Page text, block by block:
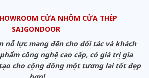
CỬA NHÔM CỬA THÉP
SAIGONDOOR
nỗ lực mang đến cho đối tác và khách
công nghệ cao cấp, có giá trị gia
cho cộng đồng một tương lai tốt đẹp